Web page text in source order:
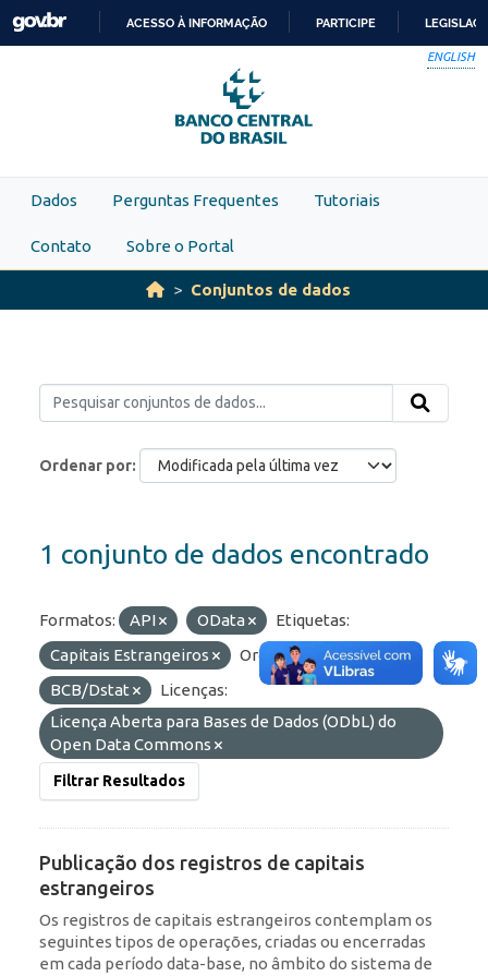
Skip to main content
PARA
O
CONTEÚDO
ACESSO À INFORMAÇÃO PARTICIPE
ENGLISH
Dados Perguntas Frequentes Tutoriais
Contato Sobre o Portal
Conjuntos de dados
Ordenar por
1 conjunto de dados encontrado
Formatos: API OData
Etiquetas:
Capitais Estrangeiros
Organizações:
BCB/Dstat
Licenças:
Licença Aberta para Bases de Dados (ODbL) do
Open Data Commons
Filtrar Resultados
Publicação dos registros de capitais
estrangeiros
Os registros de capitais estrangeiros contemplam os
seguintes tipos de operações, criadas ou encerradas
em cada período data-base, no âmbito do sistema de